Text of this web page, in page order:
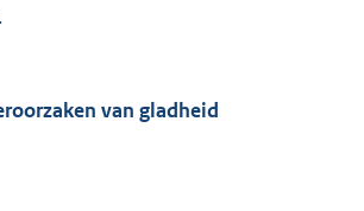
van gladheid